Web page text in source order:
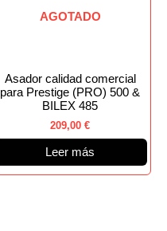
AGOTADO
Asador calidad comercial
para Prestige (PRO) 500 &
BILEX 485
209,00 €
Leer más